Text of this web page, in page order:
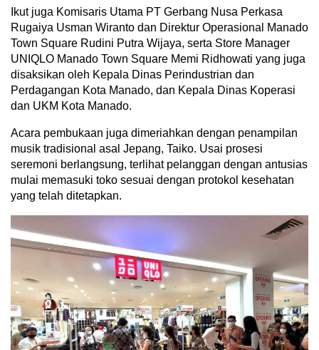
Ikut juga Komisaris Utama PT Gerbang Nusa Perkasa
Rugaiya Usman Wiranto dan Direktur Operasional Manado
Town Square Rudini Putra Wijaya, serta Store Manager
UNIQLO Manado Town Square Memi Ridhowati yang juga
disaksikan oleh Kepala Dinas Perindustrian dan
Perdagangan Kota Manado, dan Kepala Dinas Koperasi
dan UKM Kota Manado.
Acara pembukaan juga dimeriahkan dengan penampilan
musik tradisional asal Jepang, Taiko. Usai prosesi
seremoni berlangsung, terlihat pelanggan dengan antusias
mulai memasuki toko sesuai dengan protokol kesehatan
yang telah ditetapkan.